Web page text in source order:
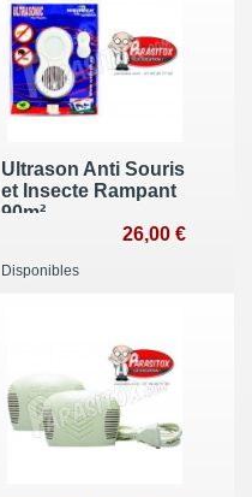
Ultrason Anti Souris
et Insecte Rampant
90m²
26,00 €
Disponibles